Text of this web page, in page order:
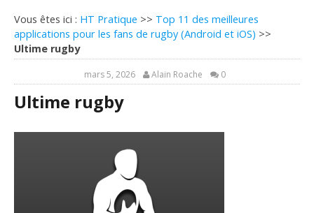
Vous êtes ici : HT Pratique >> Top 11 des meilleures
applications pour les fans de rugby (Android et iOS) >>
Ultime rugby
mars 5, 2026 Alain Roache 0
Ultime rugby